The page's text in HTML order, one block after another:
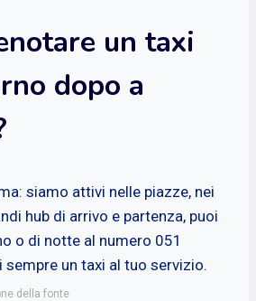
un taxi
dopo a
siamo attivi nelle piazze, nei
hub di arrivo e partenza, puoi
o di notte al numero 051
un taxi al tuo servizio.
della fonte